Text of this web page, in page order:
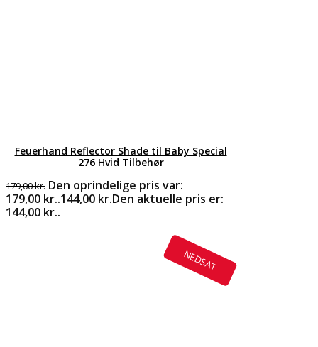
Feuerhand Reflector Shade til Baby Special
276 Hvid Tilbehør
179,00kr. Den oprindelige pris var:
179,00 kr..144,00 kr.Den aktuelle pris er:
144,00 kr..
NEDSAT